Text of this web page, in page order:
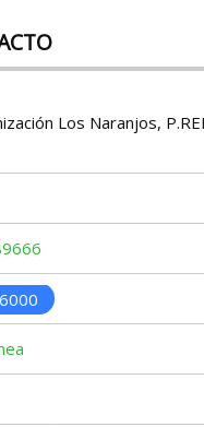
Los Naranjos,